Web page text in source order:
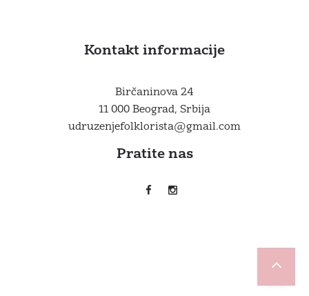
Kontakt informacije
Birčaninova 24
11 000 Beograd, Srbija
udruzenjefolklorista@gmail.com
Pratite nas